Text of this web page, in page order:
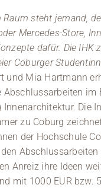
Raum steht jemand,
Mercedes-Store,
dafür. Die IHK
Coburger
und Mia Hartmann
Abschlussarbeiten im
Innenarchitektur. Die
zu Coburg
der Hochschule
Anreiz ihre Ideen
mit 1000 EUR bzw.